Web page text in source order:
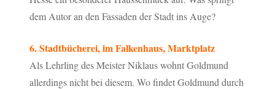
dem Autor an den Fassaden der Stadt ins Auge?
6. Stadtbücherei, im Falkenhaus, Marktplatz
Als Lehrling des Meister Niklaus wohnt Goldmund
allerdings nicht bei diesem. Wo findet Goldmund durch